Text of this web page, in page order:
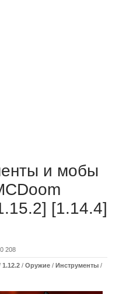
и мобы
[1.14.4]
208
1.12.2 / Оружие / Инструменты /